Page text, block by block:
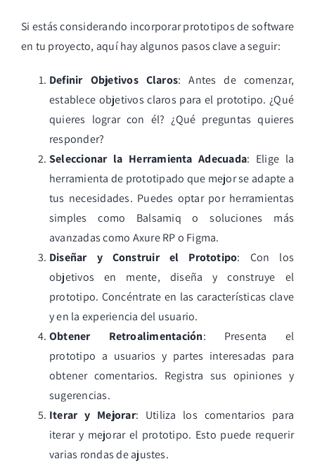
Si estás considerando incorporar prototipos de software
en tu proyecto, aquí hay algunos pasos clave a seguir:
Definir Objetivos Claros: Antes de comenzar,
establece objetivos claros para el prototipo. ¿Qué
quieres lograr con él? ¿Qué preguntas quieres
responder?
Seleccionar la Herramienta Adecuada: Elige la
herramienta de prototipado que mejor se adapte a
tus necesidades. Puedes optar por herramientas
simples como Balsamiq o soluciones más
avanzadas como Axure RP o Figma.
Diseñar y Construir el Prototipo: Con los
objetivos en mente, diseña y construye el
prototipo. Concéntrate en las características clave
y en la experiencia del usuario.
Obtener Retroalimentación: Presenta el
prototipo a usuarios y partes interesadas para
obtener comentarios. Registra sus opiniones y
sugerencias.
Iterar y Mejorar: Utiliza los comentarios para
iterar y mejorar el prototipo. Esto puede requerir
varias rondas de ajustes.